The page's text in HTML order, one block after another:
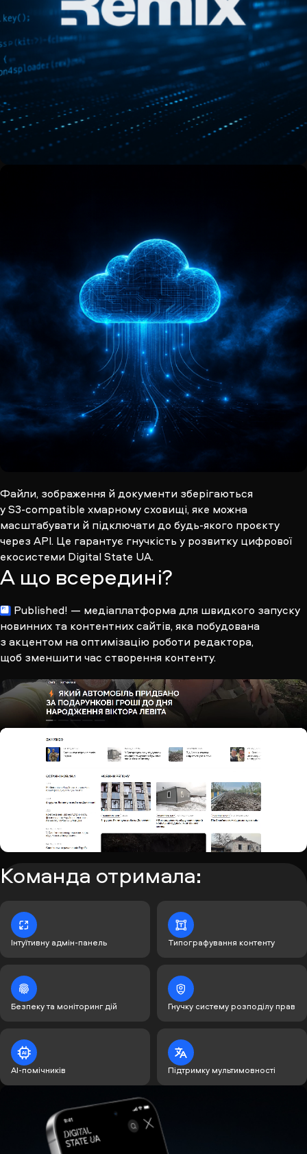
Файли, зображення й документи зберігаються
у S3-compatible хмарному сховищі, яке можна
масштабувати й підключати до будь-якого проєкту
через API. Це гарантує гнучкість у розвитку цифрової
екосистеми Digital State UA.
А що всередині?
Published! — медіаплатформа для швидкого запуску
новинних та контентних сайтів, яка побудована
з акцентом на оптимізацію роботи редактора,
щоб зменшити час створення контенту.
Команда отримала:
Інтуїтивну адмін-панель Типографування контенту
Безпеку та моніторинг дій Гнучку систему розподілу прав
AI-помічників Підтримку мультимовності